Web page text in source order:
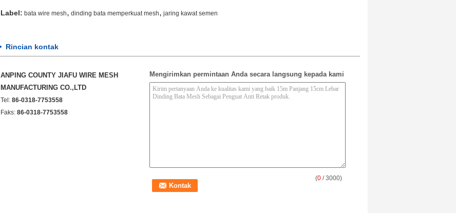
Label: bata wire mesh, dinding bata memperkuat mesh, jaring kawat semen
Rincian kontak
ANPING COUNTY JIAFU WIRE MESH
MANUFACTURING CO.,LTD
Tel: 86-0318-7753558
Faks: 86-0318-7753558
Mengirimkan permintaan Anda secara langsung kepada kami
(0 / 3000)